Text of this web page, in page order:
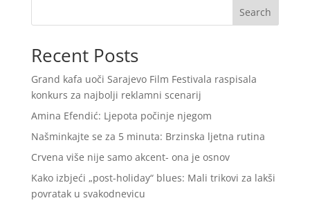
Search
Recent Posts
Grand kafa uoči Sarajevo Film Festivala raspisala
konkurs za najbolji reklamni scenarij
Amina Efendić: Ljepota počinje njegom
Našminkajte se za 5 minuta: Brzinska ljetna rutina
Crvena više nije samo akcent- ona je osnov
Kako izbjeći „post-holiday“ blues: Mali trikovi za lakši
povratak u svakodnevicu